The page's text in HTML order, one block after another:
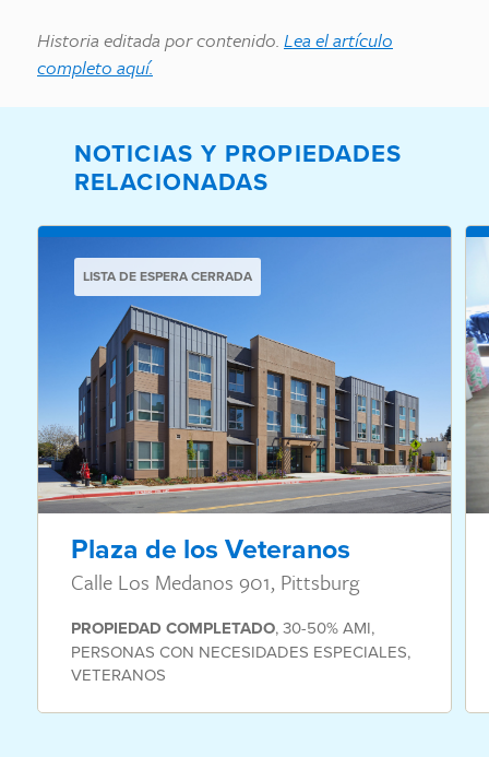
Historia editada por contenido. Lea el artículo
completo aquí.
NOTICIAS Y PROPIEDADES
RELACIONADAS
LISTA DE ESPERA CERRADA
Plaza de los Veteranos
Calle Los Medanos 901, Pittsburg
PROPIEDAD COMPLETADO,30-50% AMI,
PERSONAS CON NECESIDADES ESPECIALES,
VETERANOS